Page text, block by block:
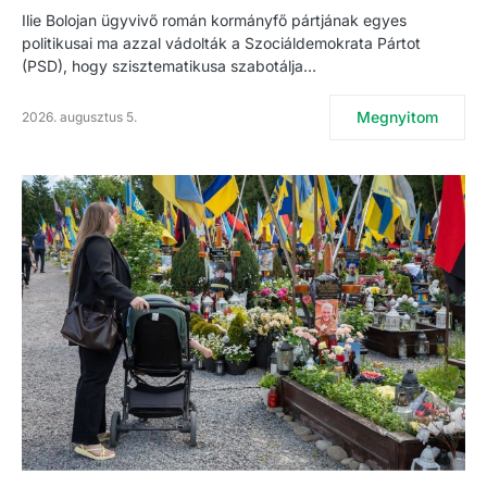
Ilie Bolojan ügyvivő román kormányfő pártjának egyes
politikusai ma azzal vádolták a Szociáldemokrata Pártot
(PSD), hogy szisztematikusa szabotálja…
2026. augusztus 5. Megnyitom